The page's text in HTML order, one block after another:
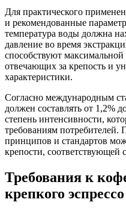
Для практического
и рекомендованные
температура воды должна
давление во время
способствуют
отвечающих за крепость и
характеристики.
Согласно международным
должен составлять от 1,2%
степень интенсивности,
требованиям
принципов и стандартов
крепости,
Требования к
крепкого эспрессо